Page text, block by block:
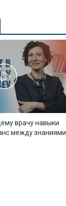
врачу навыки
между знаниями